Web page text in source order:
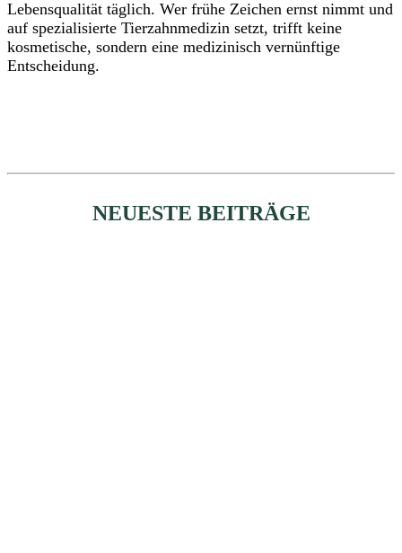
Lebensqualität täglich. Wer frühe Zeichen ernst nimmt und
auf spezialisierte Tierzahnmedizin setzt, trifft keine
kosmetische, sondern eine medizinisch vernünftige
Entscheidung.
NEUESTE BEITRÄGE